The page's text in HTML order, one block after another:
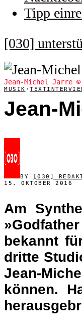
Tipp
[030]
Jean-Michel Jarre
MUSIK ·
Jean-
BY
[030]
15. OKTOBER 2016
Am
bekannt
dritte
Jean-
können.